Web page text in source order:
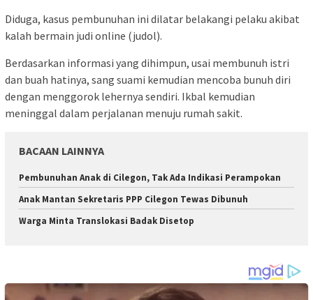
Diduga, kasus pembunuhan ini dilatar belakangi pelaku akibat
kalah bermain judi online (judol).
Berdasarkan informasi yang dihimpun, usai membunuh istri
dan buah hatinya, sang suami kemudian mencoba bunuh diri
dengan menggorok lehernya sendiri. Ikbal kemudian
meninggal dalam perjalanan menuju rumah sakit.
BACAAN LAINNYA
Pembunuhan Anak di Cilegon, Tak Ada Indikasi Perampokan
Anak Mantan Sekretaris PPP Cilegon Tewas Dibunuh
Warga Minta Translokasi Badak Disetop